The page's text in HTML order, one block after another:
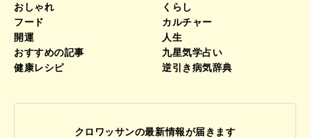
おしゃれ
くらし
フード
カルチャー
開運
人生
おすすめの記事
九星気学占い
健康レシピ
逆引き病気辞典
クロワッサンの最新情報が届きます